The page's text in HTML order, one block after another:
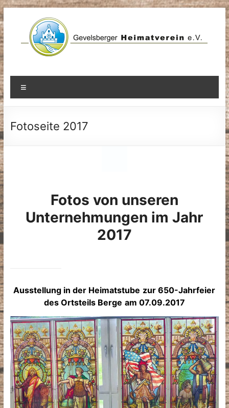
Zum
Inhalt
springen
Fotoseite 2017
Fotos von unseren
Unternehmungen im Jahr
2017
Ausstellung in der Heimatstube zur 650-Jahrfeier
des Ortsteils Berge am 07.09.2017